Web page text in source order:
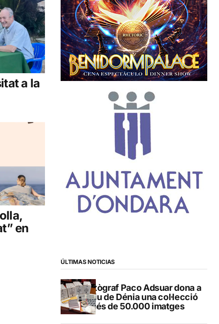
a la
en
ÚLTIMAS NOTICIAS
El fotògraf Paco Adsuar dona a
l’Arxiu de Dénia una col·lecció
de més de 50.000 imatges